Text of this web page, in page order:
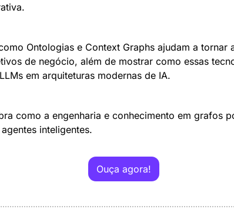
Ontologias e Context Graphs ajudam a tornar
de negócio, além de mostrar como essas
em arquiteturas modernas de IA.
como a engenharia e conhecimento em grafos
inteligentes.
Ouça agora!